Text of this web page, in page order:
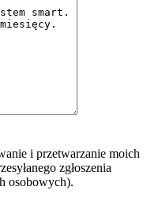
i przetwarzanie moich
zgłoszenia
osobowych).